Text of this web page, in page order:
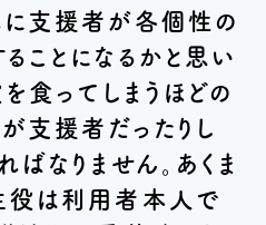
に支援者が各個性の
ことになるかと思い
を食ってしまうほどの
支援者だったりし
ばなりません。あくま
役は利用者本人で